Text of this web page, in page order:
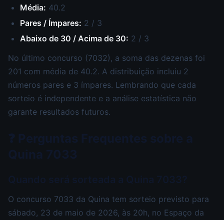
Média: 40.2
Pares / Ímpares: 2 / 3
Abaixo de 30 / Acima de 30: 2 / 3
No último concurso (7032), a soma das dezenas foi
201 com média de 40.2. A distribuição incluiu 2
números pares e 3 ímpares. Lembrando que cada
sorteio é independente e a análise estatística não
garante resultados futuros.
O concurso 7033 da Quina tem sorteio previsto para
sábado, 23 de maio de 2026, às 20h, no Espaço da